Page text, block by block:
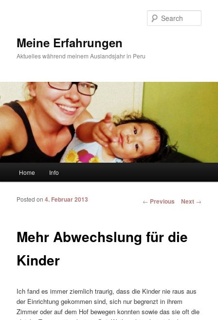
Meine Erfahrungen
Aktuelles während meinem Auslandsjahr in Peru
Skip to primary content
Skip to secondary content
Home Info
Post navigation
← Previous Next →
Mehr Abwechslung für die
Kinder
Posted on4. Februar 2013
Ich fand es immer ziemlich traurig, dass die Kinder nie raus aus
der Einrichtung gekommen sind, sich nur begrenzt in ihrem
Zimmer oder auf dem Hof bewegen konnten sowie das sie oft die